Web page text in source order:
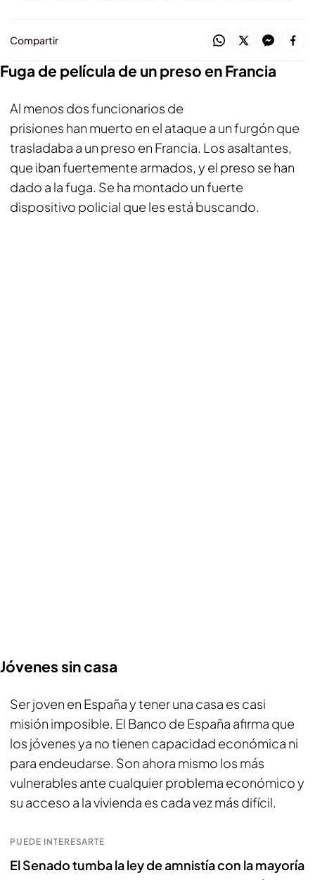
Compartir
Fuga de película de un preso en Francia
Al menos dos funcionarios de
prisiones han muerto en el ataque a un furgón que
trasladaba a un preso en Francia. Los asaltantes,
que iban fuertemente armados, y el preso se han
dado a la fuga. Se ha montado un fuerte
dispositivo policial que les está buscando.
Jóvenes sin casa
Ser joven en España y tener una casa es casi
misión imposible. El Banco de España afirma que
los jóvenes ya no tienen capacidad económica ni
para endeudarse. Son ahora mismo los más
vulnerables ante cualquier problema económico y
su acceso a la vivienda es cada vez más difícil.
PUEDE INTERESARTE
El Senado tumba la ley de amnistía con la mayoría